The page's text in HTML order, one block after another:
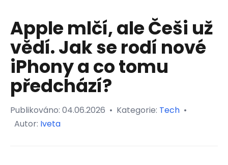
Apple mlčí, ale Češi už
vědí. Jak se rodí nové
iPhony a co tomu
předchází?
Publikováno: 04.06.2026 • Kategorie: Tech •
Autor: Iveta